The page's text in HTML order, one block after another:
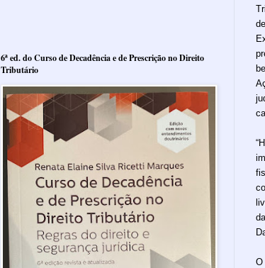
O
6ª ed. do Curso de Decadência e de Prescrição no Direito
Tributário